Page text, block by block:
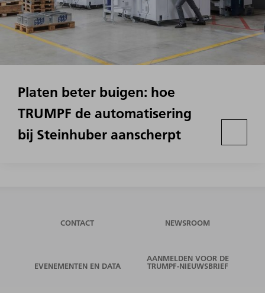
Platen beter buigen: hoe
TRUMPF de automatisering
bij Steinhuber aanscherpt
CONTACT NEWSROOM
EVENEMENTEN EN DATA
AANMELDEN VOOR DE
TRUMPF-NIEUWSBRIEF